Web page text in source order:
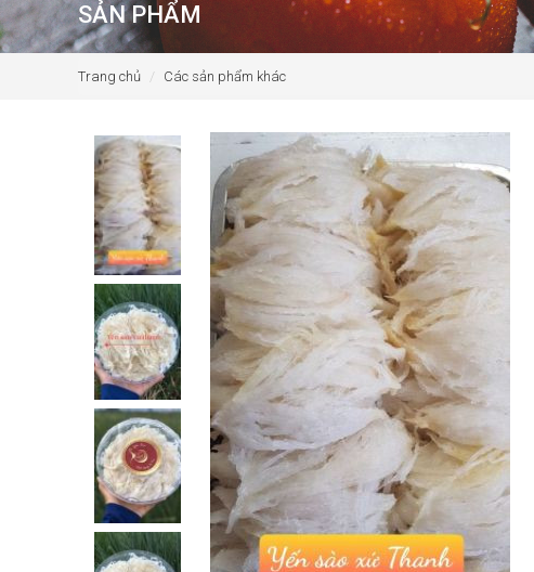
SẢN PHẨM
Trang chủ Các sản phẩm khác